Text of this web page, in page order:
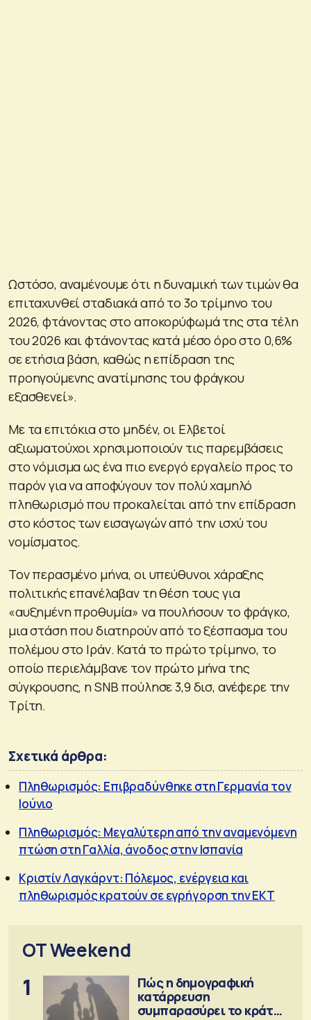
Ωστόσο, αναμένουμε ότι η δυναμική των τιμών θα
επιταχυνθεί σταδιακά από το 3ο τρίμηνο του
2026, φτάνοντας στο αποκορύφωμά της στα τέλη
του 2026 και φτάνοντας κατά μέσο όρο στο 0,6%
σε ετήσια βάση, καθώς η επίδραση της
προηγούμενης ανατίμησης του φράγκου
εξασθενεί».
Με τα επιτόκια στο μηδέν, οι Ελβετοί
αξιωματούχοι χρησιμοποιούν τις παρεμβάσεις
στο νόμισμα ως ένα πιο ενεργό εργαλείο προς το
παρόν για να αποφύγουν τον πολύ χαμηλό
πληθωρισμό που προκαλείται από την επίδραση
στο κόστος των εισαγωγών από την ισχύ του
νομίσματος.
Τον περασμένο μήνα, οι υπεύθυνοι χάραξης
πολιτικής επανέλαβαν τη θέση τους για
«αυξημένη προθυμία» να πουλήσουν το φράγκο,
μια στάση που διατηρούν από το ξέσπασμα του
πολέμου στο Ιράν. Κατά το πρώτο τρίμηνο, το
οποίο περιελάμβανε τον πρώτο μήνα της
σύγκρουσης, η SNB πούλησε 3,9 δισ, ανέφερε την
Τρίτη.
Σχετικά άρθρα:
Πληθωρισμός: Επιβραδύνθηκε στη Γερμανία τον
Ιούνιο
Πληθωρισμός: Μεγαλύτερη από την αναμενόμενη
πτώση στη Γαλλία, άνοδος στην Ισπανία
Κριστίν Λαγκάρντ: Πόλεμος, ενέργεια και
πληθωρισμός κρατούν σε εγρήγορση την ΕΚΤ
OT Weekend
1
Πώς η δημογραφική
κατάρρευση
συμπαρασύρει το κράτος